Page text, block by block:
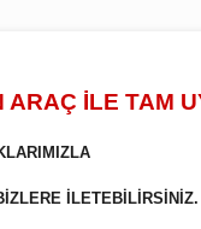
İLE TAM
İLETEBİLİRSİNİZ.